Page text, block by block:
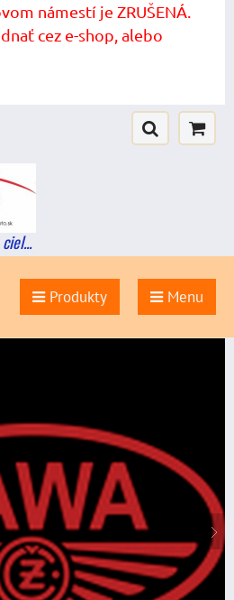
námestí je ZRUŠENÁ.
cez e-shop, alebo
Produkty Menu